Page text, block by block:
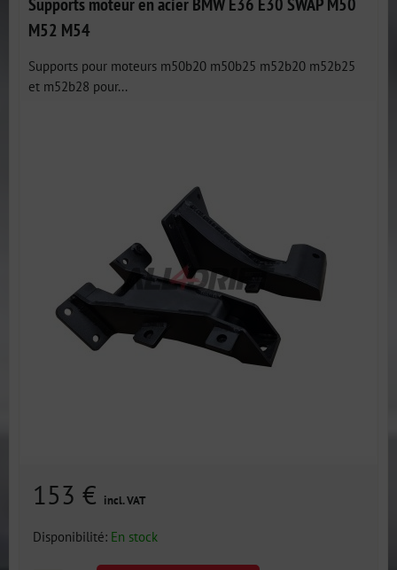
M52 M54
Supports pour moteurs m50b20 m50b25 m52b20 m52b25
et m52b28 pour...
153 € incl. VAT
Disponibilité: En stock